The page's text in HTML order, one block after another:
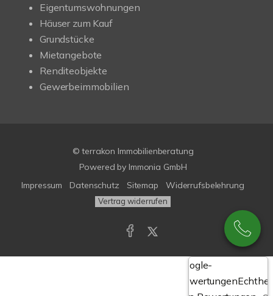
Eigentumswohnungen
Häuser zum Kauf
Grundstücke
Mietangebote
Renditeobjekte
Gewerbeimmobilien
© terrakon Immobilienberatung
Powered by Immonia GmbH
Impressum
Datenschutz Sitemap Widerrufsbelehrung
Vertrag widerrufen
Google-
Bewertungen